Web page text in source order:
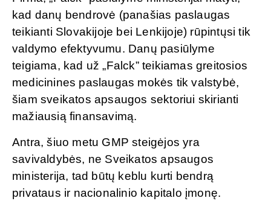
kad danų bendrovė (panašias paslaugas
teikianti Slovakijoje bei Lenkijoje) rūpintųsi tik
valdymo efektyvumu. Danų pasiūlyme
teigiama, kad už „Falck” teikiamas greitosios
medicinines paslaugas mokės tik valstybė,
šiam sveikatos apsaugos sektoriui skirianti
mažiausią finansavimą.
Antra, šiuo metu GMP steigėjos yra
savivaldybės, ne Sveikatos apsaugos
ministerija, tad būtų keblu kurti bendrą
privataus ir nacionalinio kapitalo įmonę.